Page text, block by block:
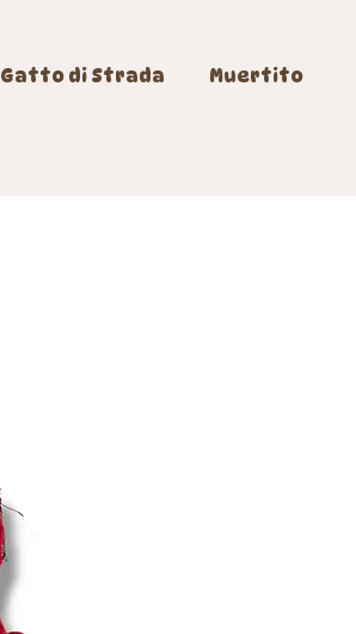
Gatto di Strada Muertito